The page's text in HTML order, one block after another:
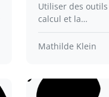
Utiliser des
calcul et la…
Mathilde Klein